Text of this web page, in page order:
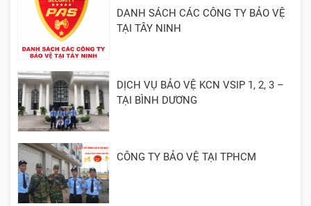
DANH SÁCH CÁC CÔNG TY BẢO VỆ
TẠI TÂY NINH
DỊCH VỤ BẢO VỆ KCN VSIP 1, 2, 3 –
TẠI BÌNH DƯƠNG
CÔNG TY BẢO VỆ TẠI TPHCM